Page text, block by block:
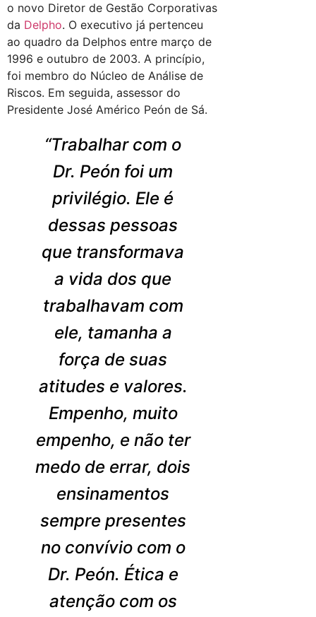
o novo Diretor de Gestão Corporativas
da Delpho. O executivo já pertenceu
ao quadro da Delphos entre março de
1996 e outubro de 2003. A princípio,
foi membro do Núcleo de Análise de
Riscos. Em seguida, assessor do
Presidente José Américo Peón de Sá.
“Trabalhar com o
Dr. Peón foi um
privilégio. Ele é
dessas pessoas
que transformava
a vida dos que
trabalhavam com
ele, tamanha a
força de suas
atitudes e valores.
Empenho, muito
empenho, e não ter
medo de errar, dois
ensinamentos
sempre presentes
no convívio com o
Dr. Peón. Ética e
atenção com os